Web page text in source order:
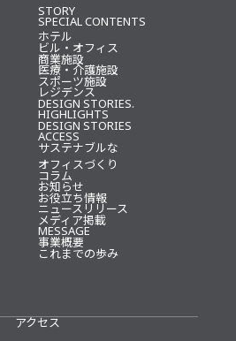
STORY
SPECIAL CONTENTS
ホテル
ビル・オフィス
商業施設
医療・介護施設
スポーツ施設
レジデンス
DESIGN STORIES.
HIGHLIGHTS
DESIGN STORIES
ACCESS
サステナブルな
オフィスづくり
コラム
お知らせ
お役立ち情報
ニュースリリース
メディア掲載
MESSAGE
事業概要
これまでの歩み
アクセス